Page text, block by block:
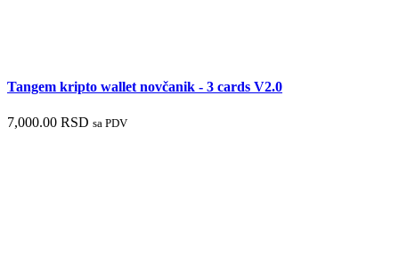
Tangem kripto wallet novčanik - 3 cards V2.0
7,000.00 RSD sa PDV